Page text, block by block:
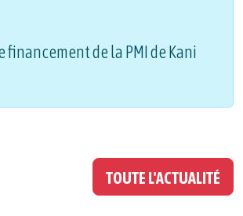
financement de la PMI de Kani
TOUTE L'ACTUALITÉ